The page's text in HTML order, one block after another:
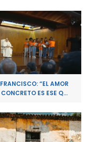
FRANCISCO: “EL AMOR
CONCRETO ES ESE Q...